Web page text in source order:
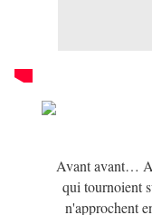
Avant avant…
qui tournoient
n'approchent